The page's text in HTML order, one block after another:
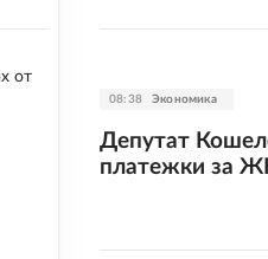
08:38 Экономика
Депутат
платежки за
от